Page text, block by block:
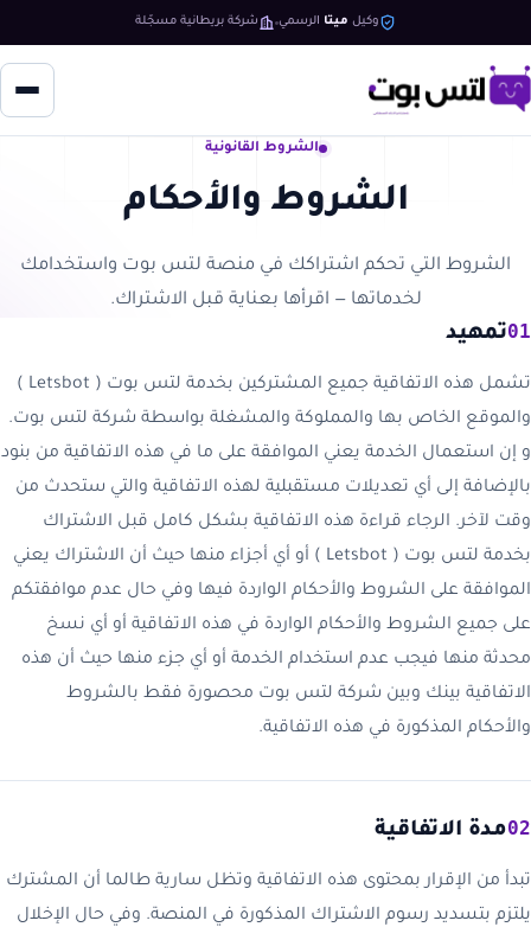
وكيل ميتا الرسمي شركة بريطانية مسجّلة
الشروط القانونية
الشروط والأحكام
الشروط التي تحكم اشتراكك في منصة لتس بوت واستخدامك
لخدماتها — اقرأها بعناية قبل الاشتراك.
01تمهيد
تشمل هذه الاتفاقية جميع المشتركين بخدمة لتس بوت ( Letsbot )
والموقع الخاص بها والمملوكة والمشغلة بواسطة شركة لتس بوت.
و إن استعمال الخدمة يعني الموافقة على ما في هذه الاتفاقية من بنود
بالإضافة إلى أي تعديلات مستقبلية لهذه الاتفاقية والتي ستحدث من
وقت لآخر. الرجاء قراءة هذه الاتفاقية بشكل كامل قبل الاشتراك
بخدمة لتس بوت ( Letsbot ) أو أي أجزاء منها حيث أن الاشتراك يعني
الموافقة على الشروط والأحكام الواردة فيها وفي حال عدم موافقتكم
على جميع الشروط والأحكام الواردة في هذه الاتفاقية أو أي نسخ
محدثة منها فيجب عدم استخدام الخدمة أو أي جزء منها حيث أن هذه
الاتفاقية بينك وبين شركة لتس بوت محصورة فقط بالشروط
والأحكام المذكورة في هذه الاتفاقية.
02مدة الاتفاقية
تبدأ من الإقرار بمحتوى هذه الاتفاقية وتظل سارية طالما أن المشترك
يلتزم بتسديد رسوم الاشتراك المذكورة في المنصة. وفي حال الإخلال